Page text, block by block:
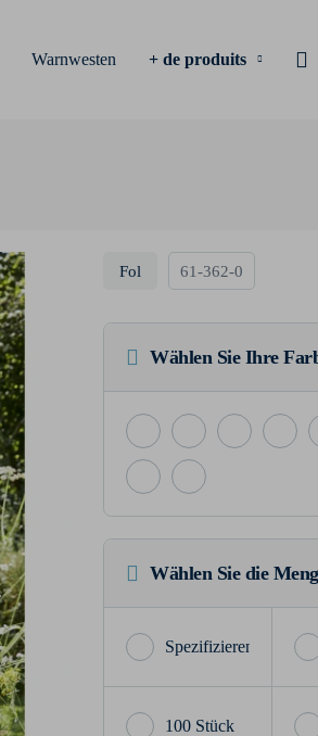
Warnwesten + de produits
Fol 61-362-0
Wählen Sie Ihre
Wählen Sie die
100 Stück